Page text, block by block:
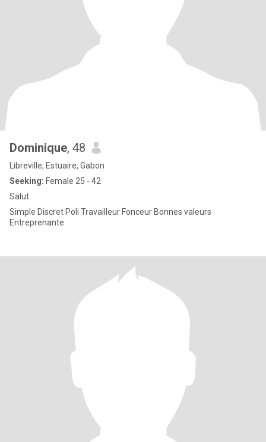
Dominique, 48
Libreville, Estuaire, Gabon
Seeking: Female 25 - 42
Salut
Simple Discret Poli Travailleur Fonceur Bonnes valeurs
Entreprenante